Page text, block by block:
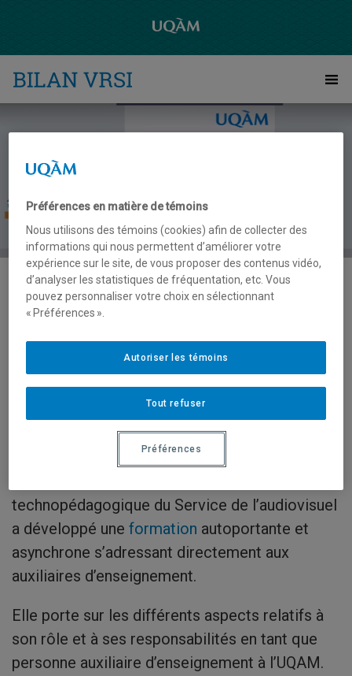
Formation en ligne
asynchrone pour les
auxiliaires
d’enseignement
technopédagogique du Service de l’audiovisuel
a développé une formation autoportante et
asynchrone s’adressant directement aux
auxiliaires d’enseignement.
Elle porte sur les différents aspects relatifs à
son rôle et à ses responsabilités en tant que
personne auxiliaire d’enseignement à l’UQAM.
Préférences en matière de témoins
Nous utilisons des témoins (cookies) afin de collecter des
informations qui nous permettent d’améliorer votre
expérience sur le site, de vous proposer des contenus vidéo,
d’analyser les statistiques de fréquentation, etc. Vous
pouvez personnaliser votre choix en sélectionnant
« Préférences ».
Tout refuser
Autoriser les témoins
Préférences